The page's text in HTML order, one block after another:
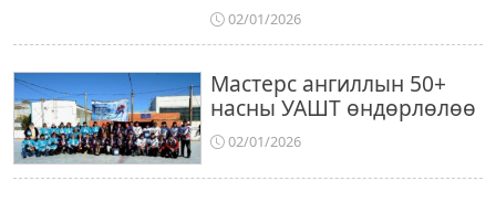
02/01/2026
Мастерс ангиллын 50+
насны УАШТ өндөрлөлөө
02/01/2026